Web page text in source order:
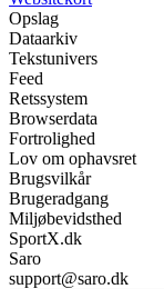
Opslag
Dataarkiv
Tekstunivers
Feed
Retssystem
Browserdata
Fortrolighed
Lov om ophavsret
Brugsvilkår
Brugeradgang
Miljøbevidsthed
SportX.dk
Saro
support@saro.dk